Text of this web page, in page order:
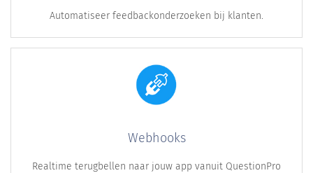
Automatiseer feedbackonderzoeken bij klanten.
Webhooks
Realtime terugbellen naar jouw app vanuit QuestionPro